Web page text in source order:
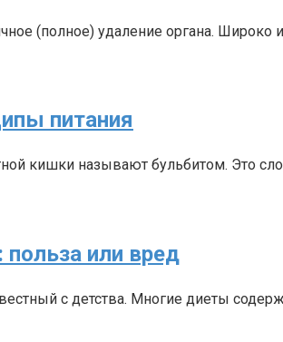
(полное) удаление органа. Широко
питания
кишки называют бульбитом. Это
или вред
с детства. Многие диеты